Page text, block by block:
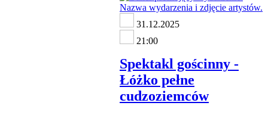
31.12.2025
21:00
Spektakl gościnny -
Łóżko pełne
cudzoziemców